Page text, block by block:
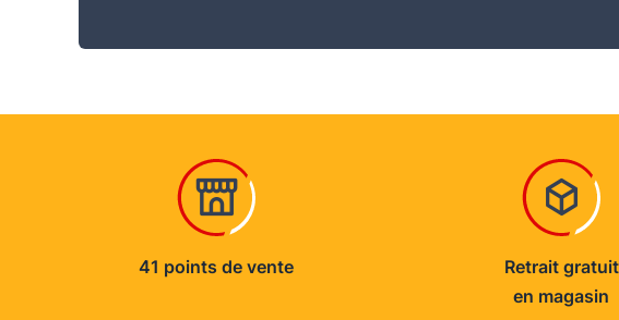
41 points de vente
Retrait gratuit
en magasin